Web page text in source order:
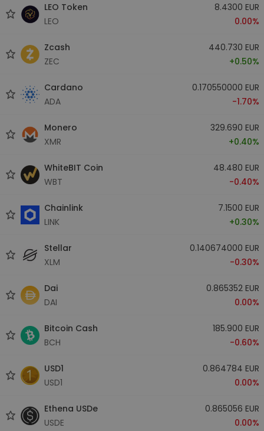
LEO Token
LEO
8.4300 EUR
0.00%
Zcash
ZEC
440.730 EUR
+0.50%
Cardano
ADA
0.170550000 EUR
-1.70%
Monero
XMR
329.690 EUR
+0.40%
WhiteBIT Coin
WBT
48.480 EUR
-0.40%
Chainlink
LINK
7.1500 EUR
+0.30%
Stellar
XLM
0.140674000 EUR
-0.30%
Dai
DAI
0.865352 EUR
0.00%
Bitcoin Cash
BCH
185.900 EUR
-0.60%
USD1
USD1
0.864784 EUR
0.00%
Ethena USDe
USDE
0.865056 EUR
0.00%